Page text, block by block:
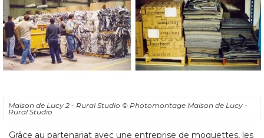
Maison de Lucy 2 - Rural Studio © Photomontage Maison de Lucy -
Rural Studio
Grâce au partenariat avec une entreprise de moquettes, les